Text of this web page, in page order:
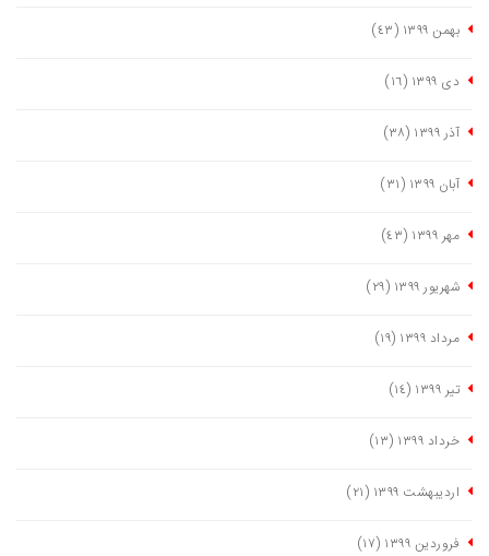
بهمن ١٣٩٩ (٤٣)
دی ١٣٩٩ (١٦)
آذر ١٣٩٩ (٣٨)
آبان ١٣٩٩ (٣١)
مهر ١٣٩٩ (٤٣)
شهریور ١٣٩٩ (٢٩)
مرداد ١٣٩٩ (١٩)
تیر ١٣٩٩ (١٤)
خرداد ١٣٩٩ (١٣)
اردیبهشت ١٣٩٩ (٢١)
فروردین ١٣٩٩ (١٧)